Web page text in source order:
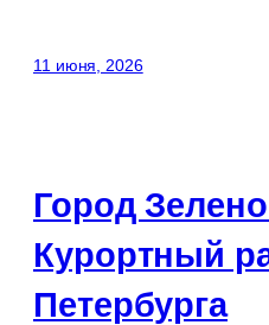
11 июня, 2026
Город
Курортный
Петербурга